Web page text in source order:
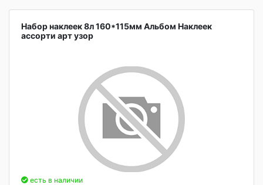
Набор наклеек 8л 160*115мм Альбом Наклеек
ассорти арт узор
есть в наличии